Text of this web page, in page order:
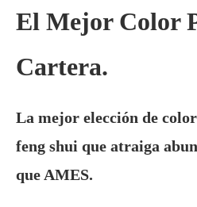
El Mejor Color
Cartera.
La mejor elección de
feng shui que atraiga
que AMES.